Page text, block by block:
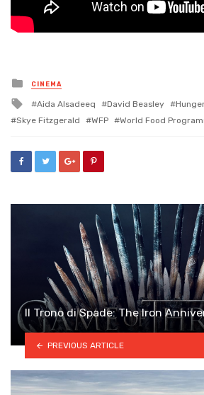
Posted
in
CINEMA
Tagged
with
Aida Alsadeeq David Beasley
Skye Fitzgerald
WFP World Food
Il Trono di Spade: The Iron
PREVIOUS ARTICLE